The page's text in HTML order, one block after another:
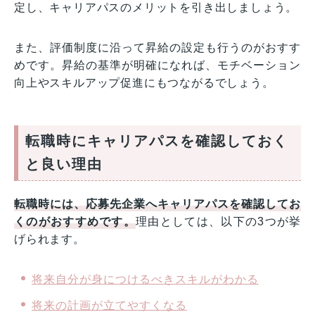
定し、キャリアパスのメリットを引き出しましょう。
また、評価制度に沿って昇給の設定も行うのがおすす
めです。昇給の基準が明確になれば、モチベーション
向上やスキルアップ促進にもつながるでしょう。
転職時にキャリアパスを確認しておく
と良い理由
転職時には、応募先企業へキャリアパスを確認してお
くのがおすすめです。理由としては、以下の3つが挙
げられます。
将来自分が身につけるべきスキルがわかる
将来の計画が立てやすくなる